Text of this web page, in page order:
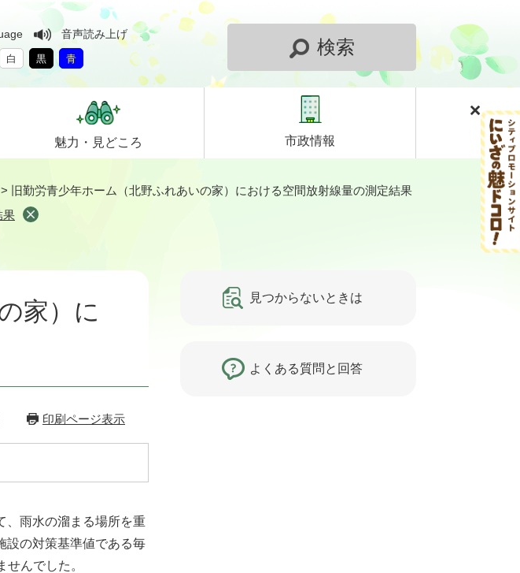
音声読み上げ
白 黒 青
検索
魅力・ 見どころ 市政情報
> 旧勤労青少年ホーム（北野ふれあいの家）における空間放射線量の測定結果
果
家）に
印刷ページ表示
、雨水の溜まる場所を重
設の対策基準値である毎
んでした。
見つからないときは
よくある質問と回答